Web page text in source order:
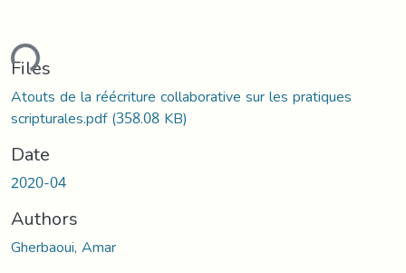
Files
Atouts de la réécriture collaborative sur les pratiques
scripturales.pdf(358.08 KB)
Date
2020-04
Authors
Gherbaoui, Amar